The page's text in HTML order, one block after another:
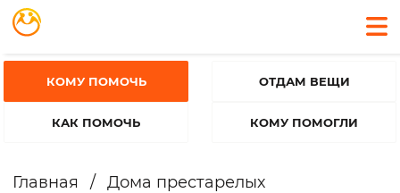
КОМУ ПОМОЧЬ
КАК ПОМОЧЬ
ОТДАМ ВЕЩИ
КОМУ ПОМОГЛИ
Главная / Дома престарелых